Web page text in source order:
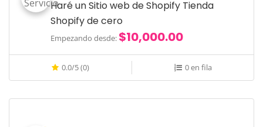
Haré un Sitio web de Shopify Tienda
Shopify de cero
Empezando desde: $10,000.00
0.0/5 (0) 0 en fila